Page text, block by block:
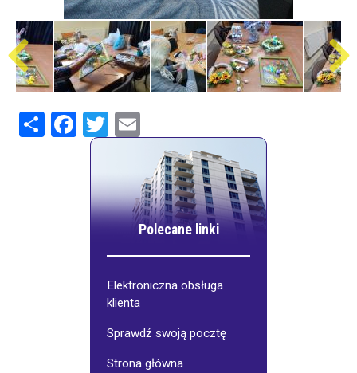
ShareFacebook
Twitter
Polecane linki
Elektroniczna obsługa
klienta
Sprawdź swoją pocztę
Strona główna